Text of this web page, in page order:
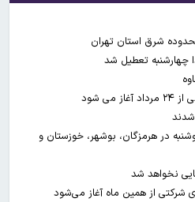
شرق استان تهران
چهارشنبه تعطیل شد
شود
شدند
در هرمزگان، بوشهر، خوزستان و
نخواهد شد
شرکتی از همین ماه آغاز می‌شود